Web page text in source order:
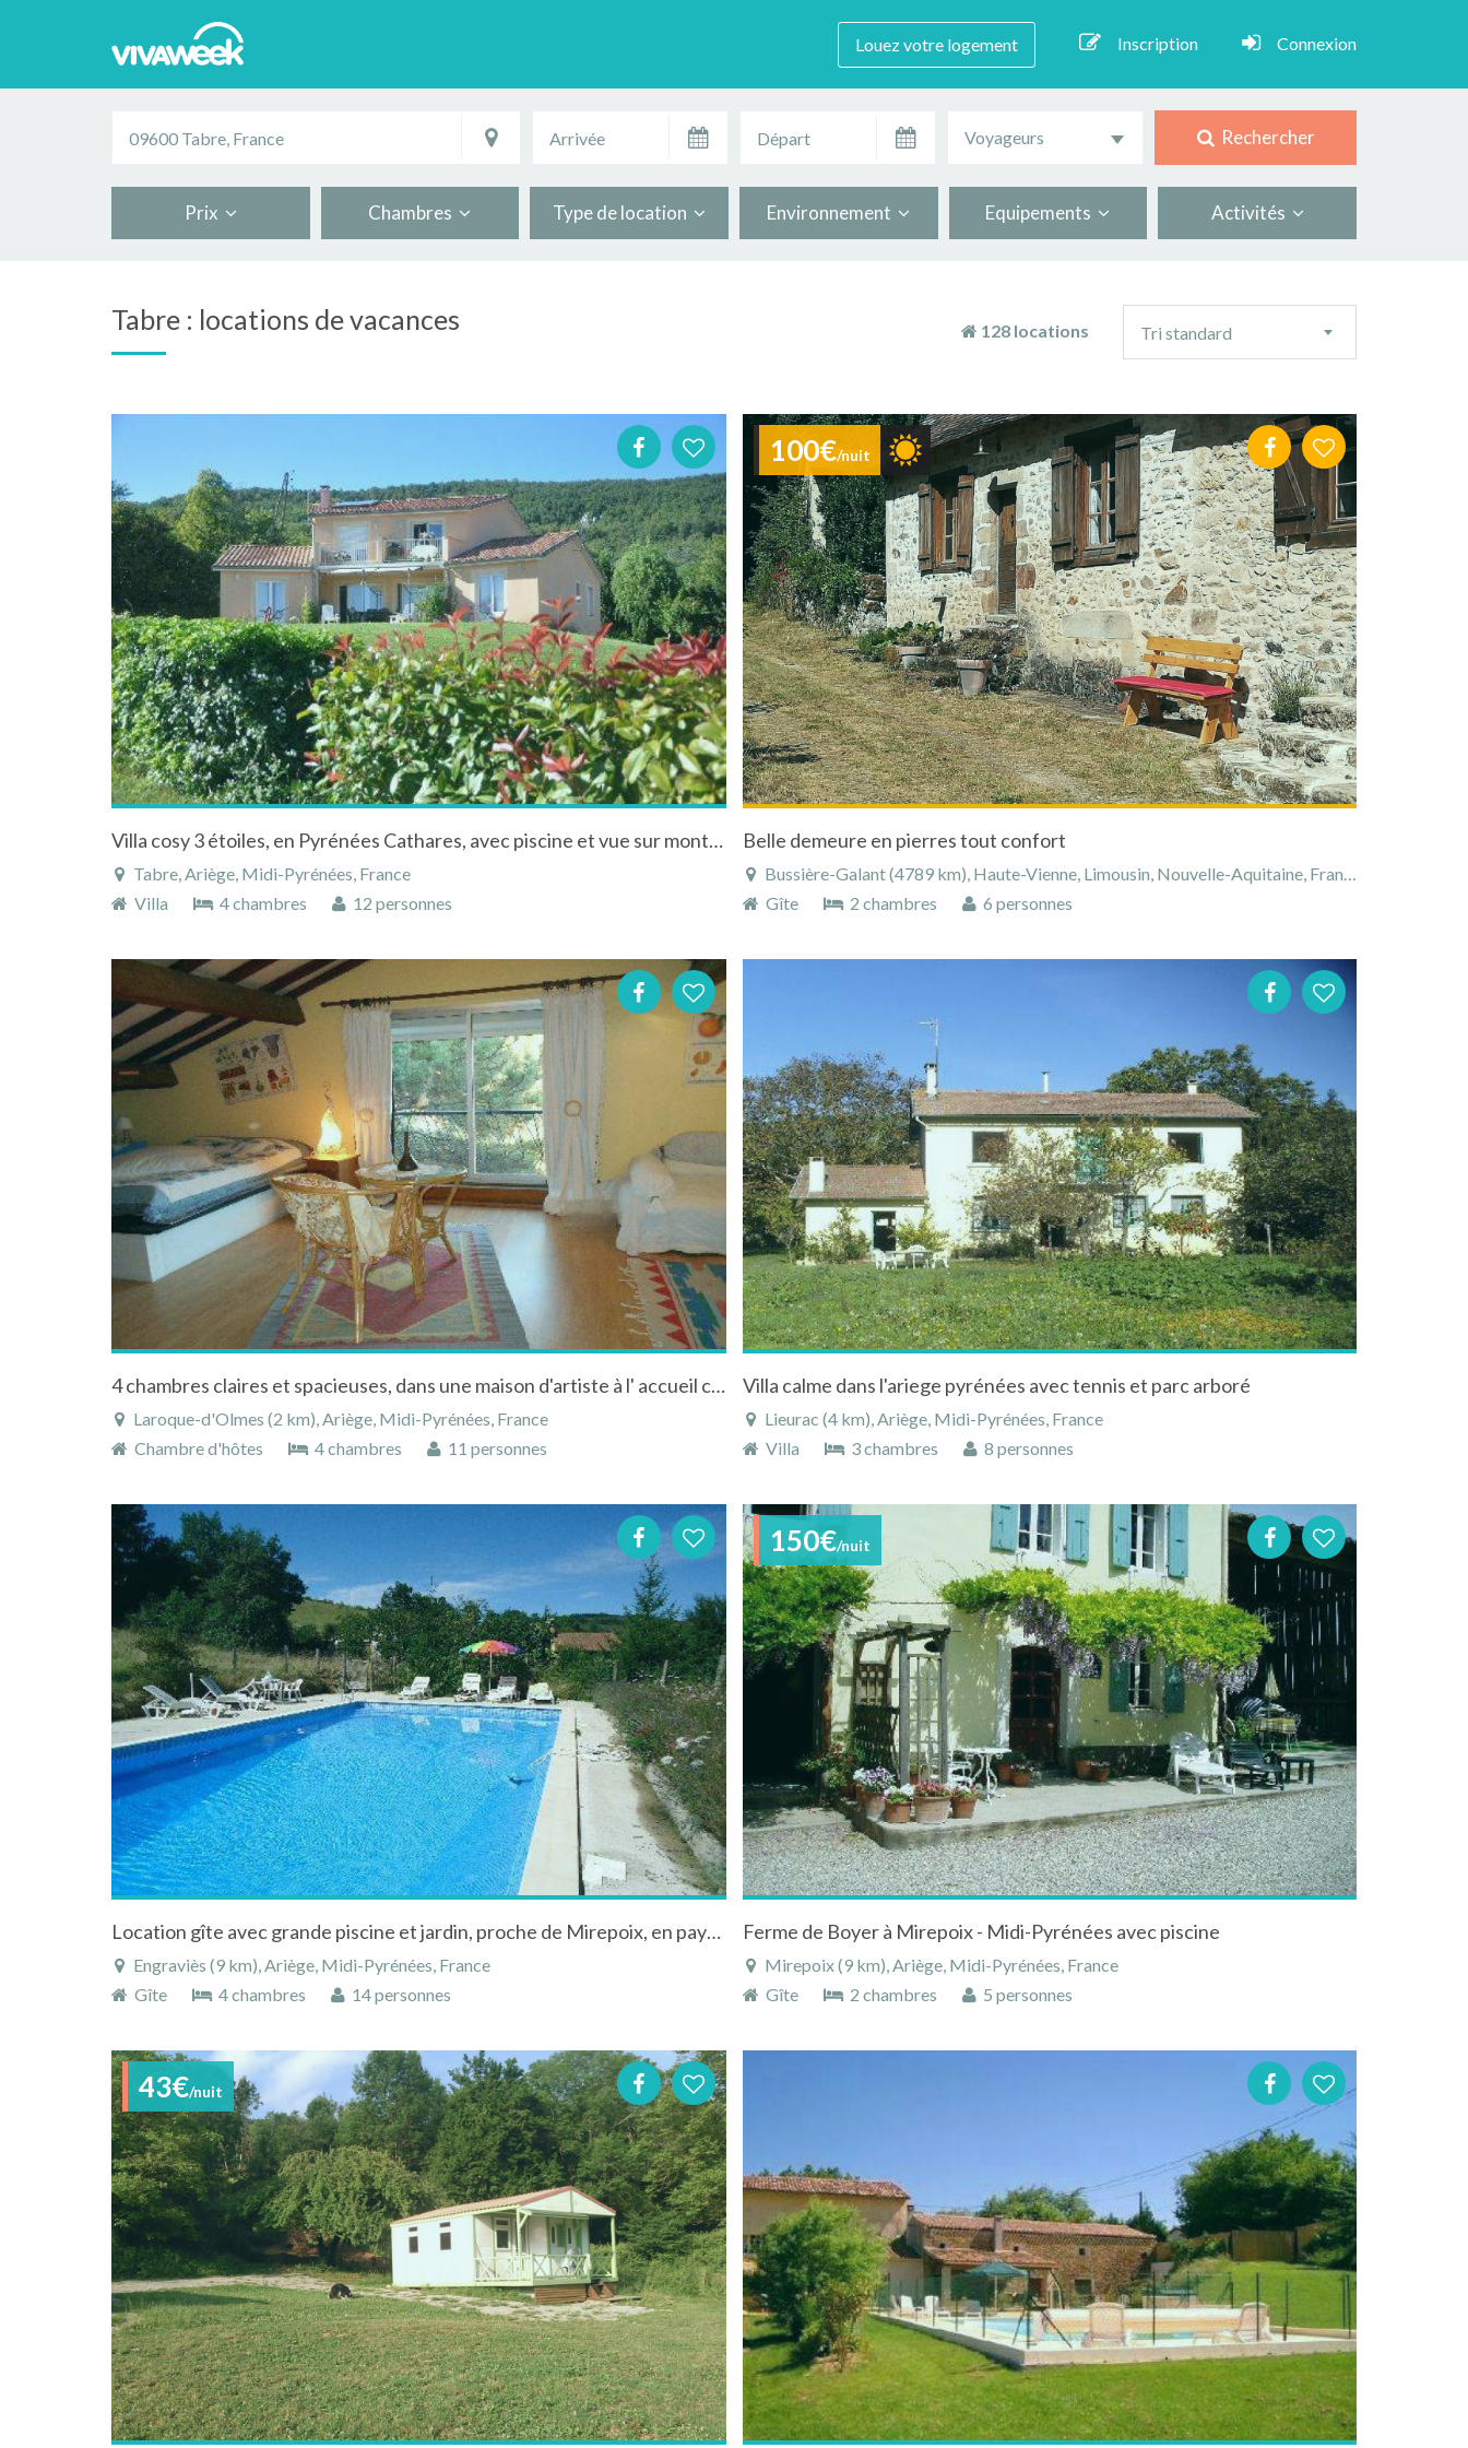
Louez votre logement Inscription Connexion
Voyageurs Rechercher
Prix Chambres Type de location Environnement Equipements Activités
Tabre : locations de vacances 128 locations
tri
Tri standard
Villa cosy 3 étoiles, en Pyrénées Cathares, avec piscine et vue sur montagne Pyrénées Ariégeoises
Tabre, Ariège, Midi-Pyrénées, France
Villa
4 chambres 12 personnes
100€/nuit
Belle demeure en pierres tout confort
Bussière-Galant (4789 km), Haute-Vienne, Limousin, Nouvelle-Aquitaine, France
Gîte
2 chambres 6 personnes
4 chambres claires et spacieuses, dans une maison d'artiste à l' accueil convivial à Laroque-d'Olmes
Laroque-d'Olmes (2 km), Ariège, Midi-Pyrénées, France
Chambre d'hôtes
4 chambres 11 personnes
Villa calme dans l'ariege pyrénées avec tennis et parc arboré
Lieurac (4 km), Ariège, Midi-Pyrénées, France
Villa
3 chambres 8 personnes
Location gîte avec grande piscine et jardin, proche de Mirepoix, en pays Cathare
Engraviès (9 km), Ariège, Midi-Pyrénées, France
Gîte
4 chambres 14 personnes
150€/nuit
Ferme de Boyer à Mirepoix - Midi-Pyrénées avec piscine
Mirepoix (9 km), Ariège, Midi-Pyrénées, France
Gîte
2 chambres 5 personnes
43€/nuit